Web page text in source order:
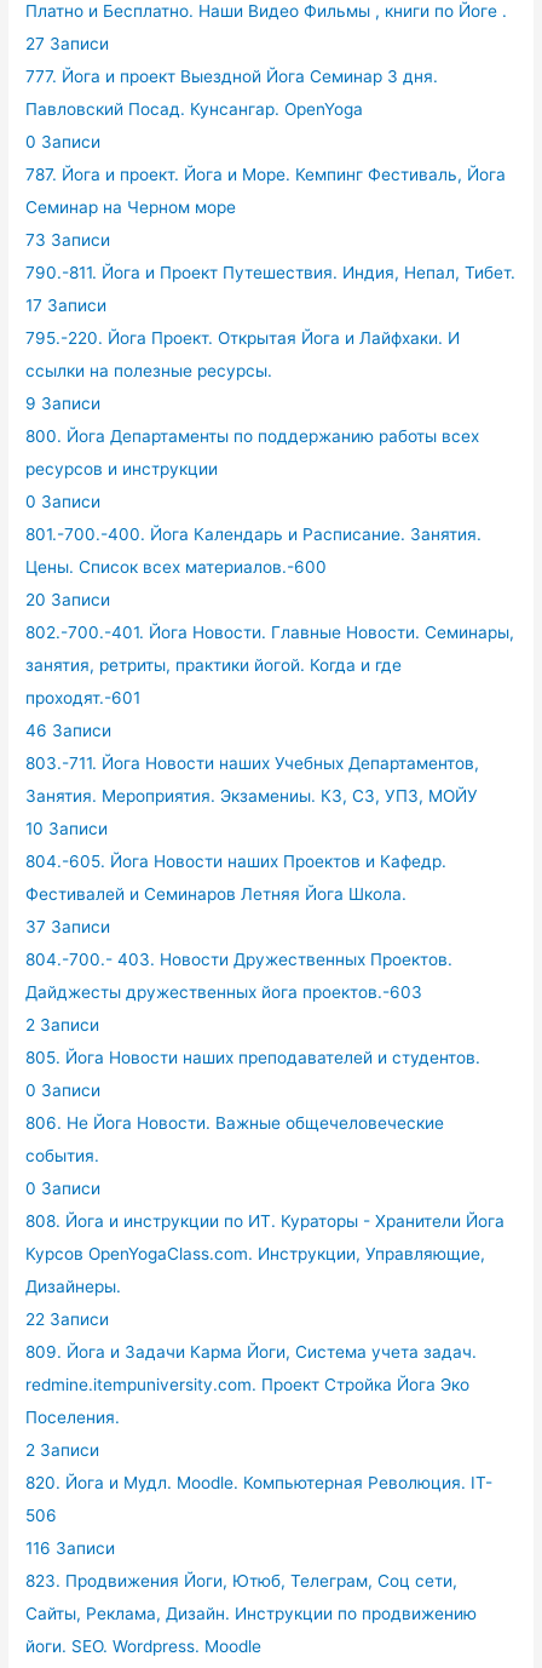
Платно и Бесплатно. Наши Видео Фильмы , книги по Йоге .
27 Записи
777. Йога и проект Выездной Йога Семинар 3 дня.
Павловский Посад. Кунсангар. OpenYoga
0 Записи
787. Йога и проект. Йога и Море. Кемпинг Фестиваль, Йога
Семинар на Черном море
73 Записи
790.-811. Йога и Проект Путешествия. Индия, Непал, Тибет.
17 Записи
795.-220. Йога Проект. Открытая Йога и Лайфхаки. И
ссылки на полезные ресурсы.
9 Записи
800. Йога Департаменты по поддержанию работы всех
ресурсов и инструкции
0 Записи
801.-700.-400. Йога Календарь и Расписание. Занятия.
Цены. Список всех материалов.-600
20 Записи
802.-700.-401. Йога Новости. Главные Новости. Семинары,
занятия, ретриты, практики йогой. Когда и где
проходят.-601
46 Записи
803.-711. Йога Новости наших Учебных Департаментов,
Занятия. Мероприятия. Экзамениы. КЗ, СЗ, УПЗ, МОЙУ
10 Записи
804.-605. Йога Новости наших Проектов и Кафедр.
Фестивалей и Семинаров Летняя Йога Школа.
37 Записи
804.-700.- 403. Новости Дружественных Проектов.
Дайджесты дружественных йога проектов.-603
2 Записи
805. Йога Новости наших преподавателей и студентов.
0 Записи
806. Не Йога Новости. Важные общечеловеческие
события.
0 Записи
808. Йога и инструкции по ИТ. Кураторы - Хранители Йога
Курсов OpenYogaClass.com. Инструкции, Управляющие,
Дизайнеры.
22 Записи
809. Йога и Задачи Карма Йоги, Система учета задач.
redmine.itempuniversity.com. Проект Стройка Йога Эко
Поселения.
2 Записи
820. Йога и Мудл. Moodle. Компьютерная Революция. IT-
506
116 Записи
823. Продвижения Йоги, Ютюб, Телеграм, Соц сети,
Сайты, Реклама, Дизайн. Инструкции по продвижению
йоги. SEO. Wordpress. Moodle